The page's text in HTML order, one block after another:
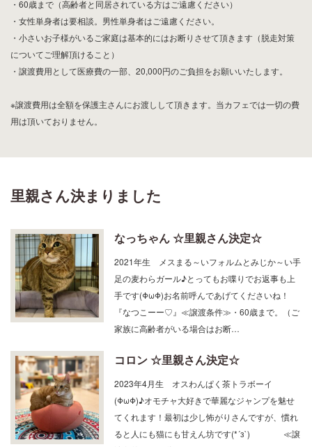
・60歳まで（高齢者と同居されている方はご遠慮ください）
・女性単身者は要相談。男性単身者はご遠慮ください。
・小さいお子様がいるご家庭は基本的にはお断りさせて頂きます（脱走対策
についてご理解頂けること）
・譲渡費用として医療費の一部、20,000円のご負担をお願いいたします。
※譲渡費用は全額を保護主さんにお渡しして頂きます。当カフェでは一切の費
用は頂いておりません。
里親さん決まりました
なっちゃん ☆里親さん決定☆
2021年生 メスまる～いフォルムとみじか～い手
足の麦わらガール♪とってもお喋りでお返事も上
手です(ΦωΦ)お名前呼んであげてくださいね！
『なつこーー♡』≪譲渡条件≫・60歳まで。（ご
家族に高齢者がいる場合はお断…
コロン ☆里親さん決定☆
2023年4月生 オスわんぱく茶トラボーイ
(ΦωΦ)♪オモチャ大好きで華麗なジャンプを魅せ
てくれます！最初は少し怖がりさんですが、慣れ
ると人にも猫にも甘えん坊です(*´з`) ≪譲